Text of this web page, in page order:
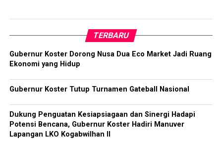
TERBARU
Gubernur Koster Dorong Nusa Dua Eco Market Jadi Ruang
Ekonomi yang Hidup
Gubernur Koster Tutup Turnamen Gateball Nasional
Dukung Penguatan Kesiapsiagaan dan Sinergi Hadapi
Potensi Bencana, Gubernur Koster Hadiri Manuver
Lapangan LKO Kogabwilhan II